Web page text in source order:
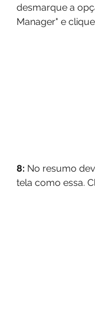
desmarque a
Manager" e
8: No resumo
tela como essa.